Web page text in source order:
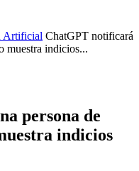
Artificial ChatGPT notificará
muestra indicios...
persona de
indicios